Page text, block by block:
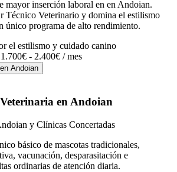
mayor inserción laboral en en Andoian.
Técnico Veterinario y domina el estilismo
único programa de alto rendimiento.
el estilismo y cuidado canino
1.700€ - 2.400€ / mes
en Andoian
en Andoian
y Clínicas Concertadas
básico de mascotas tradicionales,
vacunación, desparasitación e
ordinarias de atención diaria.